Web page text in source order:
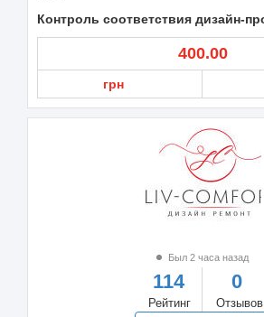
Контроль соответствия дизайн-
400.00
грн
Был 2 часа назад
114
Рейтинг
0
Отзывов